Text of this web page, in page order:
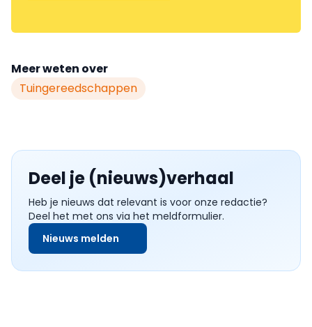
Meer weten over
Tuingereedschappen
Deel je (nieuws)verhaal
Heb je nieuws dat relevant is voor onze redactie?
Deel het met ons via het meldformulier.
Nieuws melden